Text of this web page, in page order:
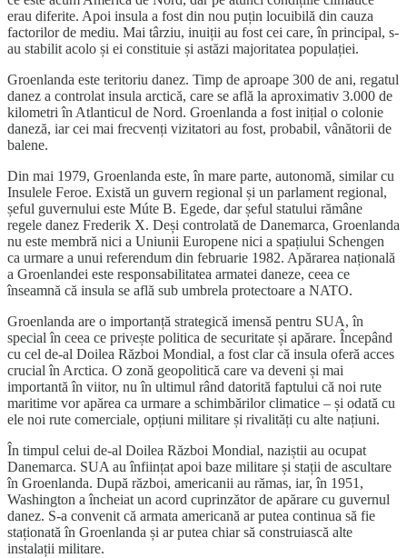
erau diferite. Apoi insula a fost din nou puțin locuibilă din cauza
factorilor de mediu. Mai târziu, inuiții au fost cei care, în principal, s-
au stabilit acolo și ei constituie și astăzi majoritatea populației.
Groenlanda este teritoriu danez. Timp de aproape 300 de ani, regatul
danez a controlat insula arctică, care se află la aproximativ 3.000 de
kilometri în Atlanticul de Nord. Groenlanda a fost inițial o colonie
daneză, iar cei mai frecvenți vizitatori au fost, probabil, vânătorii de
balene.
Din mai 1979, Groenlanda este, în mare parte, autonomă, similar cu
Insulele Feroe. Există un guvern regional și un parlament regional,
șeful guvernului este Múte B. Egede, dar șeful statului rămâne
regele danez Frederik X. Deși controlată de Danemarca, Groenlanda
nu este membră nici a Uniunii Europene nici a spațiului Schengen
ca urmare a unui referendum din februarie 1982. Apărarea națională
a Groenlandei este responsabilitatea armatei daneze, ceea ce
înseamnă că insula se află sub umbrela protectoare a NATO.
Groenlanda are o importanță strategică imensă pentru SUA, în
special în ceea ce privește politica de securitate și apărare. Începând
cu cel de-al Doilea Război Mondial, a fost clar că insula oferă acces
crucial în Arctica. O zonă geopolitică care va deveni și mai
importantă în viitor, nu în ultimul rând datorită faptului că noi rute
maritime vor apărea ca urmare a schimbărilor climatice – și odată cu
ele noi rute comerciale, opțiuni militare și rivalități cu alte națiuni.
În timpul celui de-al Doilea Război Mondial, naziștii au ocupat
Danemarca. SUA au înființat apoi baze militare și stații de ascultare
în Groenlanda. După război, americanii au rămas, iar, în 1951,
Washington a încheiat un acord cuprinzător de apărare cu guvernul
danez. S-a convenit că armata americană ar putea continua să fie
staționată în Groenlanda și ar putea chiar să construiască alte
instalații militare.